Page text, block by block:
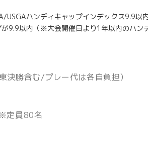
USGAハンディキャップインデックス9.9以
9.9以内（※大会開催日より1年以内のハン
勝含む/プレー代は各自負担）
定員80名